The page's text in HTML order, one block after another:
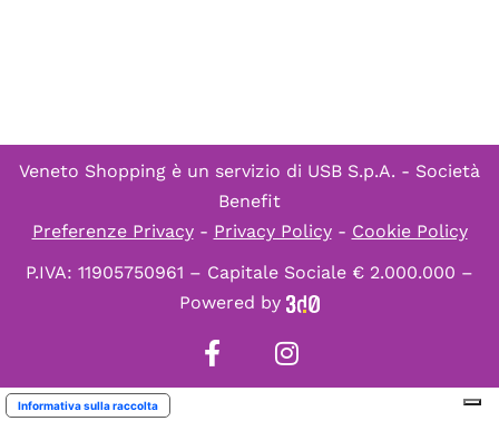
Veneto Shopping è un servizio di USB S.p.A. - Società
Benefit
Preferenze Privacy- Privacy Policy- Cookie Policy
P.IVA: 11905750961 – Capitale Sociale € 2.000.000 –
Powered by
Informativa sulla raccolta